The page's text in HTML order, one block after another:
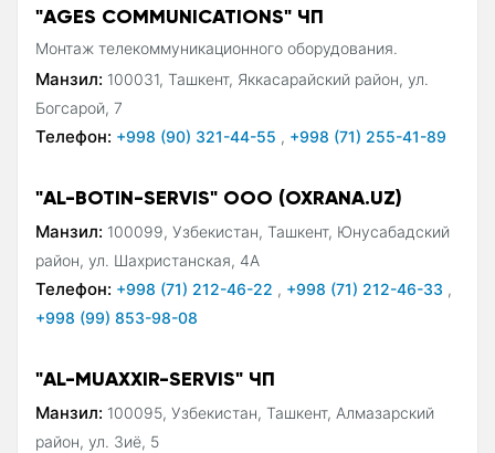
"AGES COMMUNICATIONS" ЧП
Монтаж телекоммуникационного оборудования.
Манзил: 100031, Ташкент, Яккасарайский район, ул.
Богсарой, 7
Телефон: +998 (90) 321-44-55 , +998 (71) 255-41-89
"AL-BOTIN-SERVIS" ООО (OXRANA.UZ)
Манзил: 100099, Узбекистан, Ташкент, Юнусабадский
район, ул. Шахристанская, 4А
Телефон: +998 (71) 212-46-22 , +998 (71) 212-46-33 ,
+998 (99) 853-98-08
"AL-MUAXXIR-SERVIS" ЧП
Манзил: 100095, Узбекистан, Ташкент, Алмазарский
район, ул. Зиё, 5